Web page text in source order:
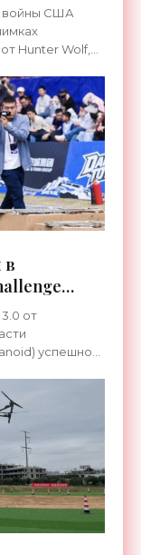
-
войны США
Hunter Wolf,
в
-
от
успешно